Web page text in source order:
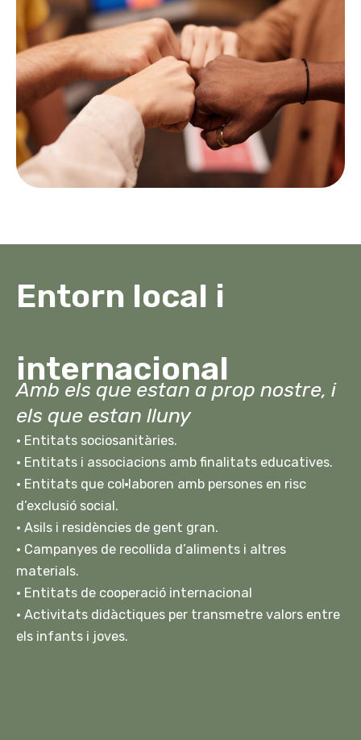
Entorn local i
internacional
Amb els que estan a prop nostre, i
els que estan lluny
• Entitats sociosanitàries.
• Entitats i associacions amb finalitats educatives.
• Entitats que col·laboren amb persones en risc
d’exclusió social.
• Asils i residències de gent gran.
• Campanyes de recollida d’aliments i altres
materials.
• Entitats de cooperació internacional
· Activitats didàctiques per transmetre valors entre
els infants i joves.